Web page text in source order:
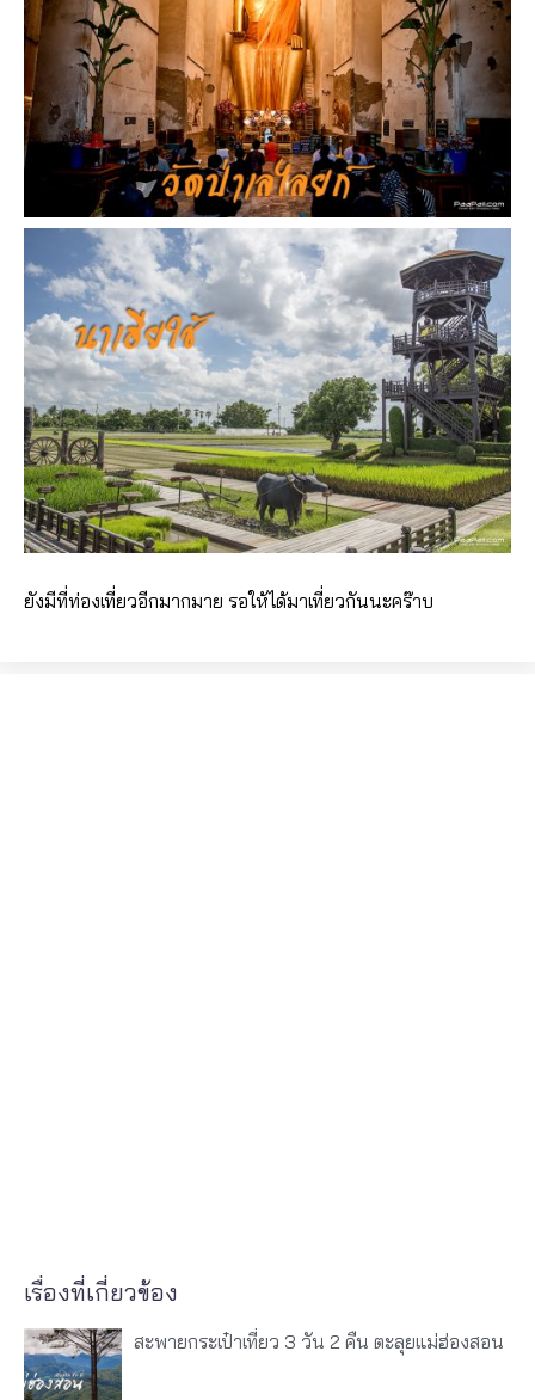
ยังมีที่ท่องเที่ยวอีกมากมาย รอให้ได้มาเที่ยวกันนะคร๊าบ
เรื่องที่เกี่ยวข้อง
สะพายกระเป๋าเที่ยว 3 วัน 2 คืน ตะลุยแม่ฮ่องสอน